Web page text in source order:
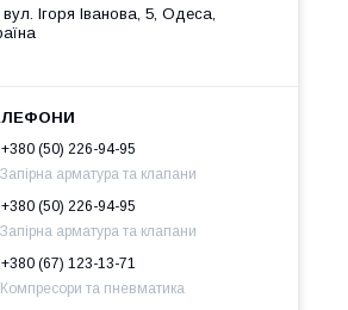
вул. Ігоря Іванова, 5, Одеса,
+380 (50) 226-94-95
Запірна арматура та клапани
+380 (50) 226-94-95
Запірна арматура та клапани
+380 (67) 123-13-71
Компресори та пневматика